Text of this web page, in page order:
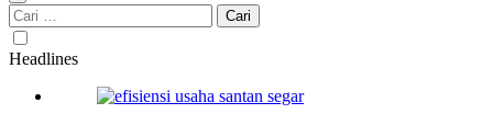
Cari
untuk:
Headlines